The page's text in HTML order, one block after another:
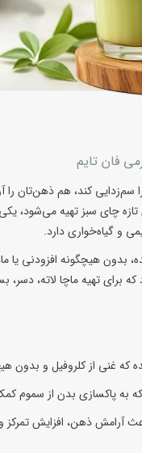
کند، هم ذهن‌تان را
چای سبز تهیه می‌شود، یکی
و گیاه‌خواری دارد.
بدون هیچگونه افزودنی یا
تهیه ماچا لاته، دسر،
که غنی از کلروفیل و بدون
به پاکسازی بدن از سموم
آرامش ذهن، افزایش